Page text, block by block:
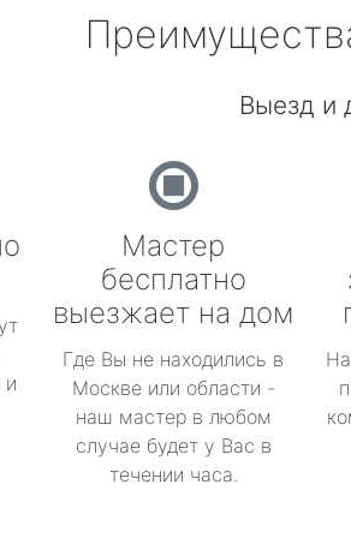
Выезд и
и
Мастер
бесплатно
выезжает на дом
Где Вы не находились в
Москве или области -
наш мастер в любом
случае будет у Вас в
течении часа.